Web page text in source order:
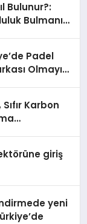
Bulunur?:
Bulmanın
Padel
Olmayı
Karbon
giriş
yeni